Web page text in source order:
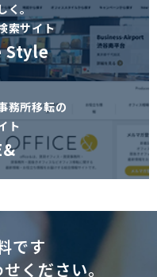
く。
索サイト
Style
務所移転の
ト
です
ください。